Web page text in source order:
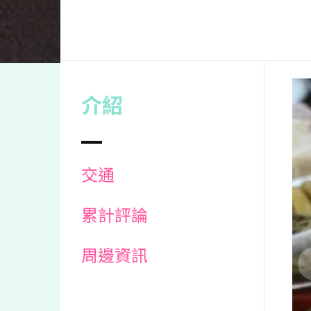
介紹
交通
累計評論
周邊資訊